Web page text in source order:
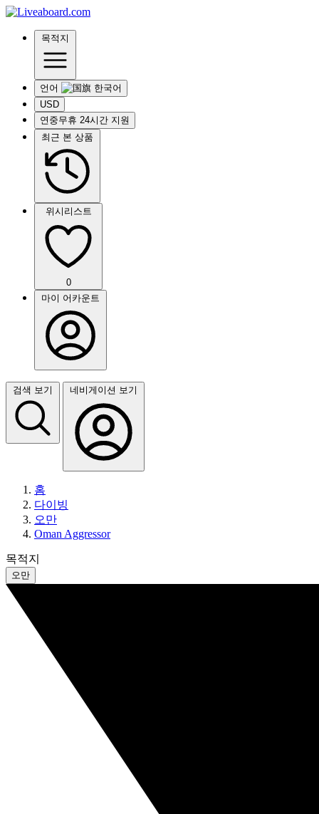
목적지
언어
USD
연중무휴 24시간 지원
최근 본 상품
위시리스트
0
마이 어카운트
검색 보기 네비게이션 보기
홈
다이빙
오만
Oman Aggressor
목적지
오만